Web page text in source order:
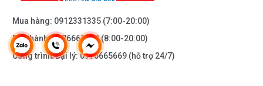
Mua hàng: 0912331335 (7:00-20:00)
Bảo hành:0976665669(8:00-20:00)
Công trình/Đại lý:0976665669 (hỗ trợ 24/7)